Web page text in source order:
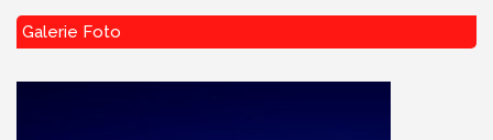
Galerie Foto